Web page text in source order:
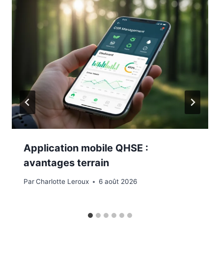
Application mobile QHSE :
avantages terrain
ParCharlotte Leroux 6 août 2026